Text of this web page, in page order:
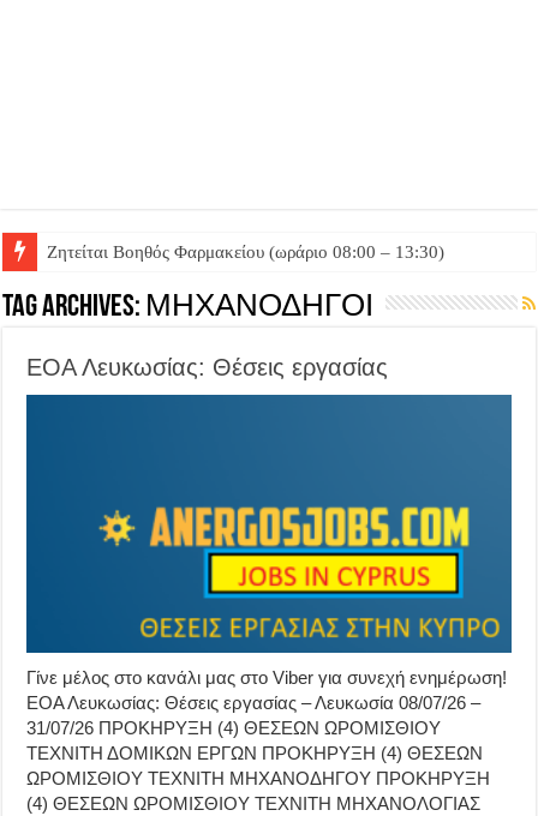
Ζητείται Βοηθός Φαρμακείου (ωράριο 08:00 – 13:30)
Ζητείται Βοηθός Θαλάμου
Tag Archives: ΜΗΧΑΝΟΔΗΓΟΙ
ΕΟΑ Λευκωσίας: Θέσεις εργασίας
Γίνε μέλος στο κανάλι μας στο Viber για συνεχή ενημέρωση!
ΕΟΑ Λευκωσίας: Θέσεις εργασίας – Λευκωσία 08/07/26 –
31/07/26 ΠΡΟΚΗΡΥΞΗ (4) ΘΕΣΕΩΝ ΩΡΟΜΙΣΘΙΟΥ
ΤΕΧΝΙΤΗ ΔΟΜΙΚΩΝ ΕΡΓΩΝ ΠΡΟΚΗΡΥΞΗ (4) ΘΕΣΕΩΝ
ΩΡΟΜΙΣΘΙΟΥ ΤΕΧΝΙΤΗ ΜΗΧΑΝΟΔΗΓΟΥ ΠΡΟΚΗΡΥΞΗ
(4) ΘΕΣΕΩΝ ΩΡΟΜΙΣΘΙΟΥ ΤΕΧΝΙΤΗ ΜΗΧΑΝΟΛΟΓΙΑΣ